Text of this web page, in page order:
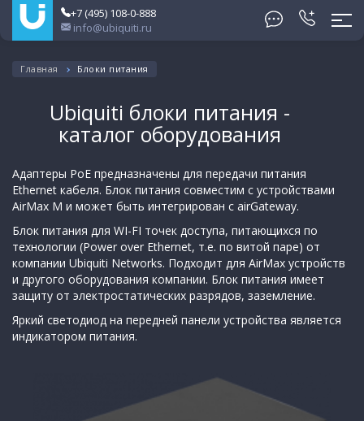
+7 (495) 108-0-888
info@ubiquiti.ru
Главная Блоки питания
Ubiquiti блоки питания -
каталог оборудования
Адаптеры PoE предназначены для передачи питания
Ethernet кабеля. Блок питания совместим с устройствами
AirMax M и может быть интегрирован с airGateway.
Блок питания для WI-FI точек доступа, питающихся по
технологии (Power over Ethernet, т.е. по витой паре) от
компании Ubiquiti Networks. Подходит для AirMax устройств
и другого оборудования компании. Блок питания имеет
защиту от электростатических разрядов, заземление.
Яркий светодиод на передней панели устройства является
индикатором питания.